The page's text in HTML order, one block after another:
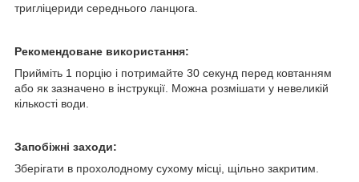
тригліцериди середнього ланцюга.
Рекомендоване використання:
Прийміть 1 порцію і потримайте 30 секунд перед ковтанням
або як зазначено в інструкції. Можна розмішати у невеликій
кількості води.
Запобіжні заходи:
Зберігати в прохолодному сухому місці, щільно закритим.